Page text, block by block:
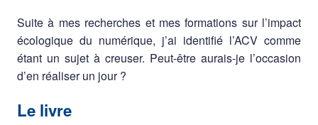
Suite à mes recherches et mes formations sur l’impact
écologique du numérique, j’ai identifié l’ACV comme
étant un sujet à creuser. Peut-être aurais-je l’occasion
d’en réaliser un jour ?
Le livre